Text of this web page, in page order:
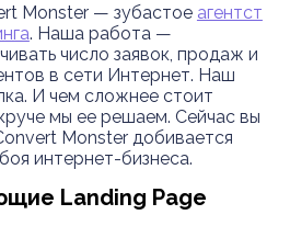
Monster — зубастое агентст
. Наша работа —
число заявок, продаж и
в сети Интернет. Наш
И чем сложнее стоит
мы ее решаем. Сейчас вы
Monster добивается
интернет-бизнеса.
Landing Page